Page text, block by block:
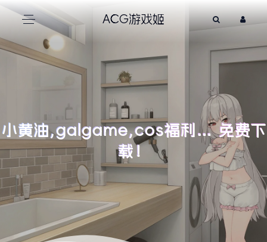
ACG游戏姬
小黄油,galgame,cos福利… 免费下
载！